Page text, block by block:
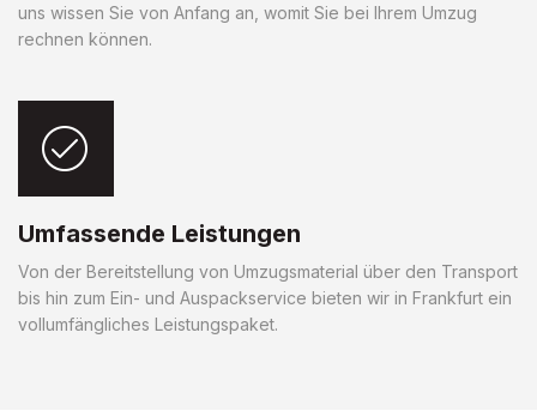
uns wissen Sie von Anfang an, womit Sie bei Ihrem Umzug
rechnen können.
Umfassende Leistungen
Von der Bereitstellung von Umzugsmaterial über den Transport
bis hin zum Ein- und Auspackservice bieten wir in Frankfurt ein
vollumfängliches Leistungspaket.